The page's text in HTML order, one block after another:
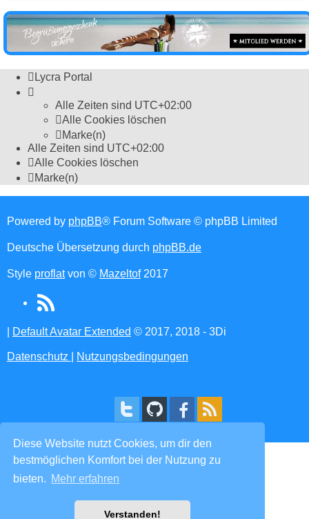
Diese Website nutzt Cookies, um dir den
bestmöglichen Komfort bei der Nutzung zu
bieten. Mehr erfahren
Verstanden!
Lycra Portal
Alle Zeiten sind UTC+02:00
Alle Cookies löschen
Marke(n)
Alle Zeiten sind UTC+02:00
Alle Cookies löschen
Marke(n)
Powered by phpBB® Forum Software © phpBB Limited
Deutsche Übersetzung durch phpBB.de
Style proflatvon © Mazeltof2017
RSS
(Opens
Default Avatar Extended © 2017, 2018 - 3Di
Datenschutz Nutzungsbedingungen